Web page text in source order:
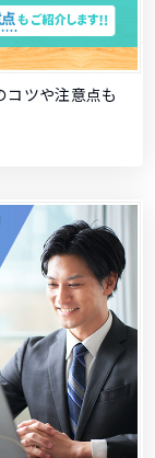
ツや注意点も